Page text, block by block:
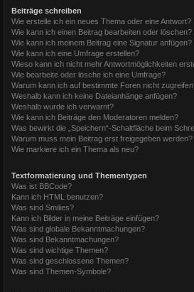
Beiträge schreiben
Wie erstelle ich ein neues Thema oder eine Antwort?
Wie kann ich einen Beitrag bearbeiten oder löschen?
Wie kann ich meinem Beitrag eine Signatur anfügen?
Wie kann ich eine Umfrage erstellen?
Wieso kann ich nicht mehr Antwortmöglichkeiten
Wie bearbeite oder lösche ich eine Umfrage?
Warum kann ich auf bestimmte Foren nicht
Weshalb kann ich keine Dateianhänge anfügen?
Weshalb wurde ich verwarnt?
Wie kann ich Beiträge den Moderatoren melden?
Was bewirkt die „Speichern“-Schaltfläche beim
Warum muss mein Beitrag erst freigegeben werden?
Wie markiere ich ein Thema als neu?
Textformatierung und Thementypen
Was ist BBCode?
Kann ich HTML benutzen?
Was sind Smilies?
Kann ich Bilder in meine Beiträge einfügen?
Was sind globale Bekanntmachungen?
Was sind Bekanntmachungen?
Was sind wichtige Themen?
Was sind geschlossene Themen?
Was sind Themen-Symbole?